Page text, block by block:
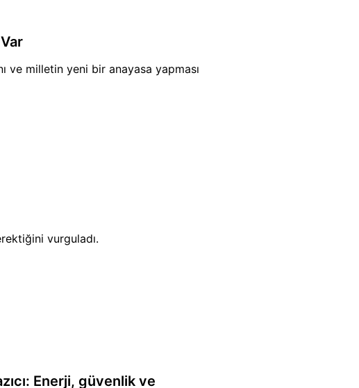
ve milletin yeni bir anayasa yapması
vurguladı.
Enerji, güvenlik ve